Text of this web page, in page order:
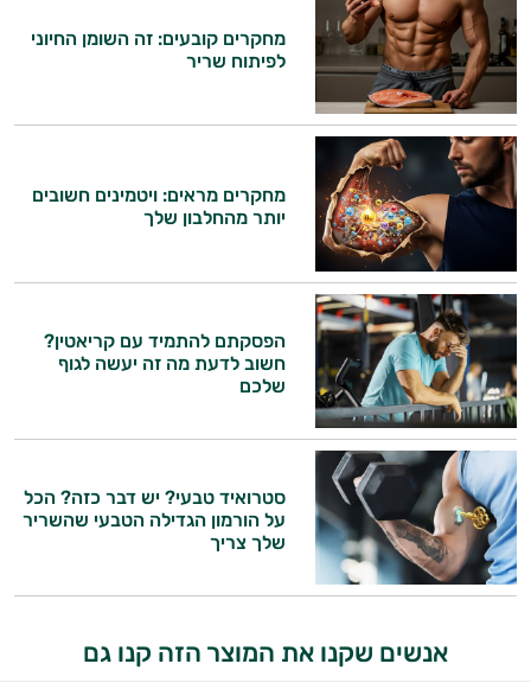
מחקרים קובעים: זה השומן החיוני
לפיתוח שריר
מחקרים מראים: ויטמינים חשובים
יותר מהחלבון שלך
הפסקתם להתמיד עם קריאטין?
חשוב לדעת מה זה יעשה לגוף
שלכם
סטרואיד טבעי? יש דבר כזה? הכל
על הורמון הגדילה הטבעי שהשריר
שלך צריך
אנשים שקנו את המוצר הזה קנו גם
היי,
אני יועץ הבריאות האישי AI של טבע בריא.
התשובות שלי מבוססות על מאגרי מידע קליניים
וספרות מקצועית בתחומי הרפואה הטבעית
ותזונת הספורט.
אני כאן כדי לעזור לך להתאים את תוספי
התזונה ומוצרי הבריאות המדויקים למטרות
ולמצב הגופני שלך, ולהסביר לך אילו רכיבים
עובדים יחד כדי למקסם תוצאות גם בחיי היום
יום וגם בתחום הכושר והספורט.
המטרה שלי היא להתאים עבורך המלצות
אישיות מבוססות מדעית.
זה הזמן להתחיל. איך אוכל לעזור?